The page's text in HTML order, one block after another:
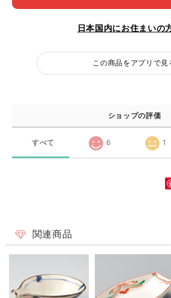
日本国内にお住まいの
この商品をアプリで見
ショップの評価
すべて 6 1
関連商品